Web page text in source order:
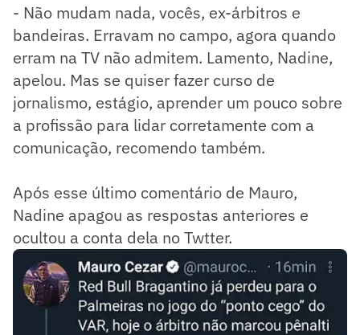
- Não mudam nada, vocês, ex-árbitros e
bandeiras. Erravam no campo, agora quando
erram na TV não admitem. Lamento, Nadine,
apelou. Mas se quiser fazer curso de
jornalismo, estágio, aprender um pouco sobre
a profissão para lidar corretamente com a
comunicação, recomendo também.
Após esse último comentário de Mauro,
Nadine apagou as respostas anteriores e
ocultou a conta dela no Twtter.